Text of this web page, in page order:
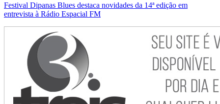
Festival Dipanas Blues destaca novidades da 14ª edição em
entrevista à Rádio Espacial FM